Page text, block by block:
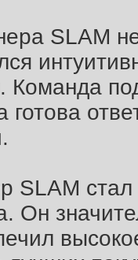
SLAM
Команда
готова
SLAM
Он